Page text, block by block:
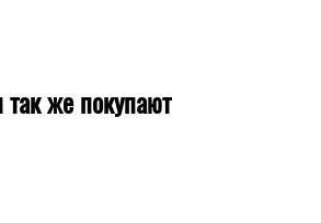
же покупают